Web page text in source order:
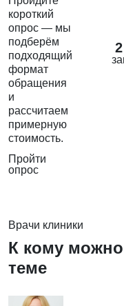
короткий
опрос — мы
подберём
подходящий
формат
обращения
и
рассчитаем
примерную
стоимость.
Пройти
опрос
Врачи клиники
К кому можно
теме